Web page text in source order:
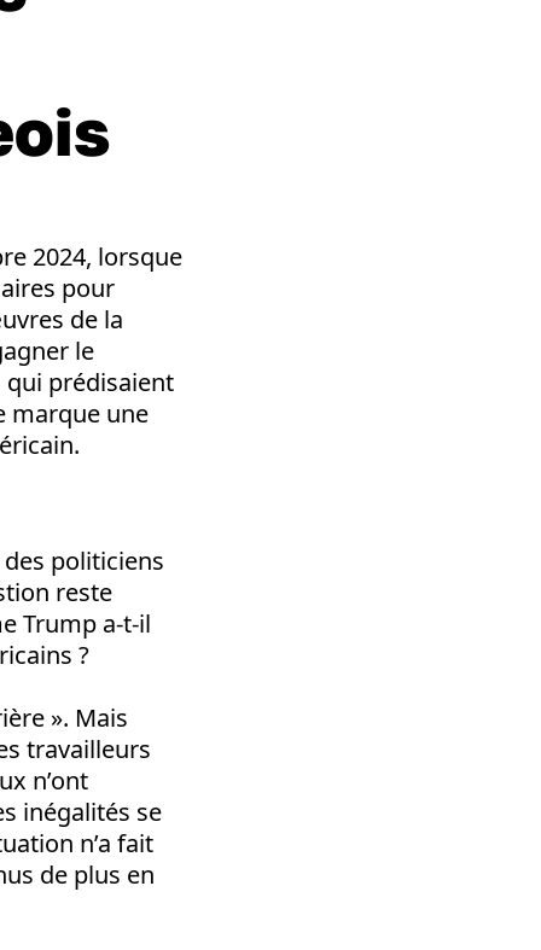
2024, lorsque
pour
de la
le
qui prédisaient
marque une
politiciens
reste
Trump a-t-il
?
». Mais
travailleurs
n’ont
inégalités se
n’a fait
de plus en